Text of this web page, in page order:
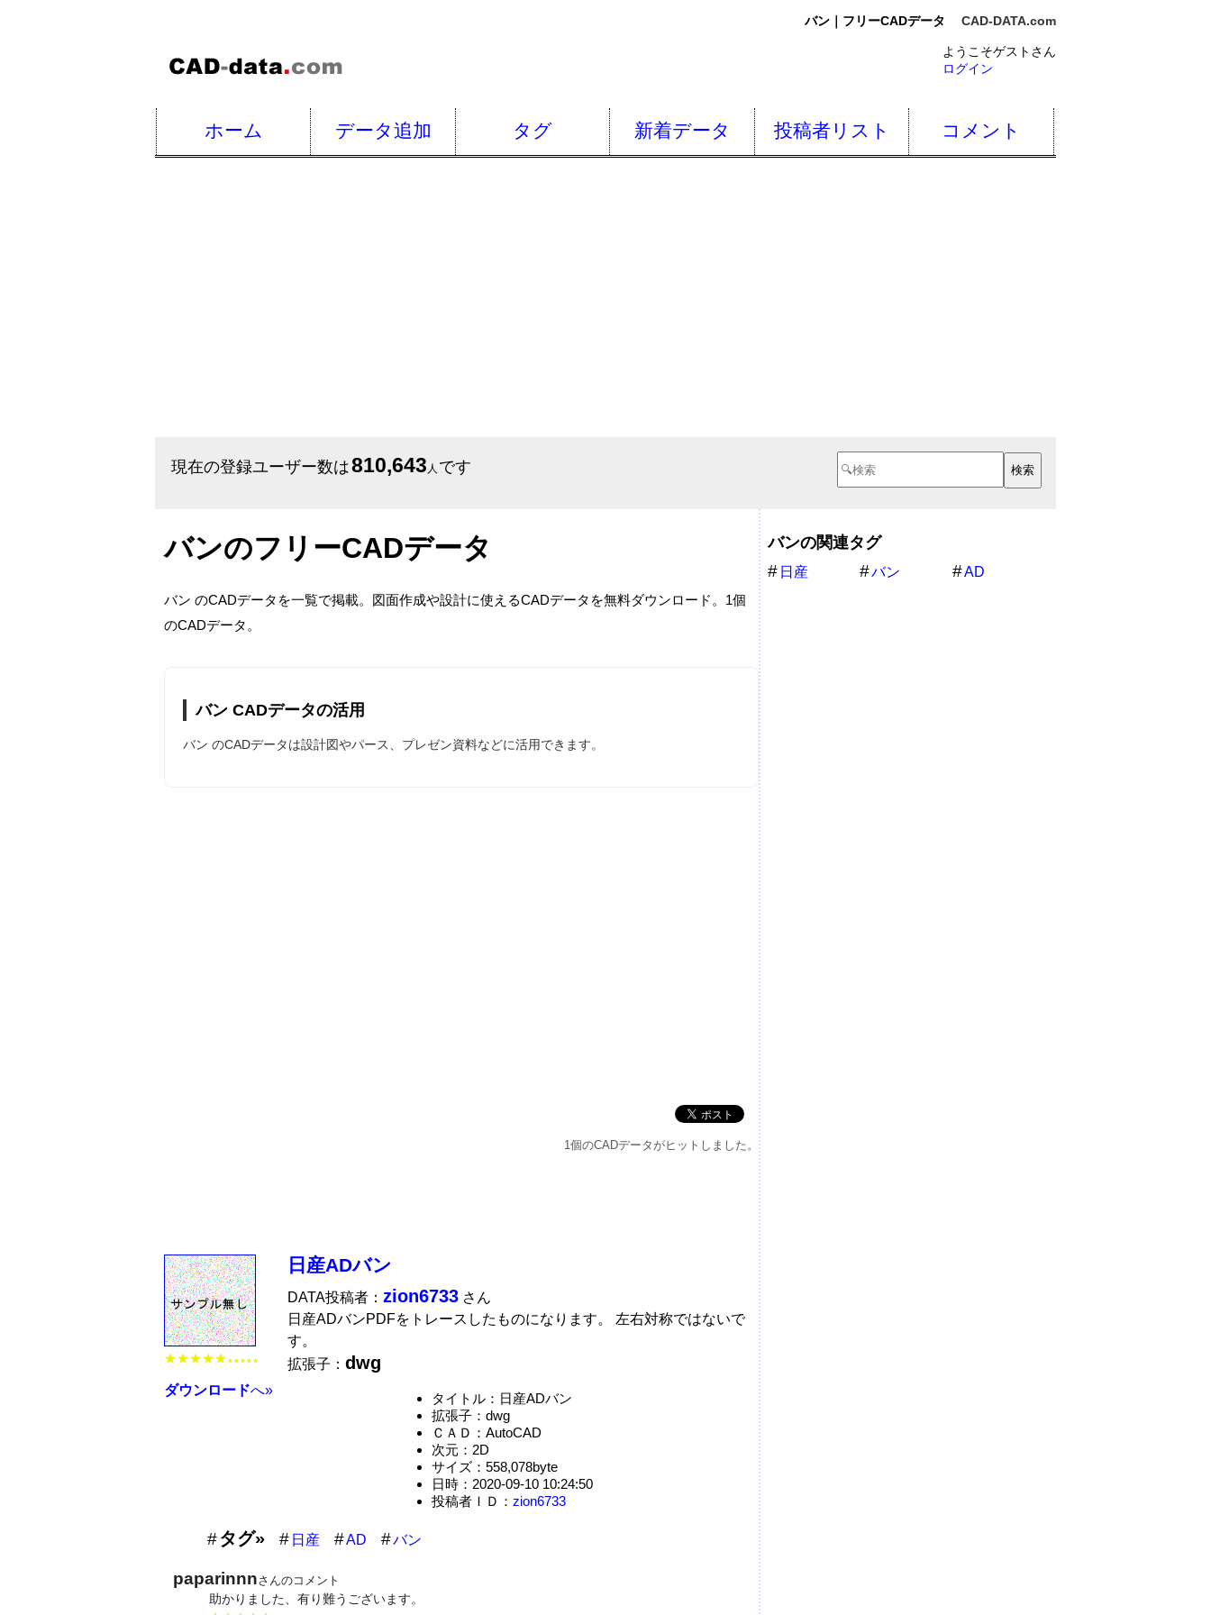
バン｜フリーCADデータ CAD-DATA.com
ようこそゲストさん
ログイン
ホーム データ追加 タグ 新着データ 投稿者リスト コメント
現在の登録ユーザー数は810,643 人 です
バンのフリーCADデータ
バン のCADデータを一覧で掲載。図面作成や設計に使えるCADデータを無料ダウンロード。1個
のCADデータ。
バン CADデータの活用
バン のCADデータは設計図やパース、プレゼン資料などに活用できます。
1個のCADデータがヒットしました。
★★★★★ ★★★★★
ダウンロードへ»
日産ADバン
DATA投稿者： zion6733 さん
日産ADバンPDFをトレースしたものになります。 左右対称ではないで
す。
拡張子： dwg
タイトル：日産ADバン
拡張子：dwg
ＣＡＤ：AutoCAD
次元：2D
サイズ：558,078byte
日時：2020-09-10 10:24:50
投稿者ＩＤ： zion6733
タグ» 日産 AD バン
paparinnnさんのコメント
助かりました、有り難うございます。
バンの関連タグ
日産 バン AD